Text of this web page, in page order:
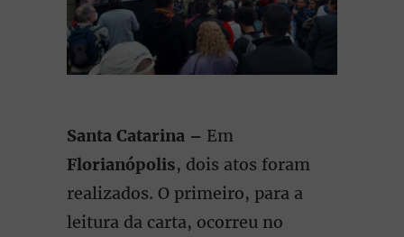
Santa Catarina – Em
Florianópolis, dois atos foram
realizados. O primeiro, para a
leitura da carta, ocorreu no